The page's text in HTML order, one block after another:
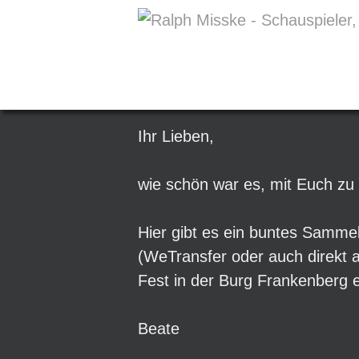
B
u
r
g
Ihr Lieben,
wie schön war es, mit Euch zu
Hier gibt es ein buntes
(WeTransfer oder auch direkt
Fest in der Burg Frankenberg
Beate